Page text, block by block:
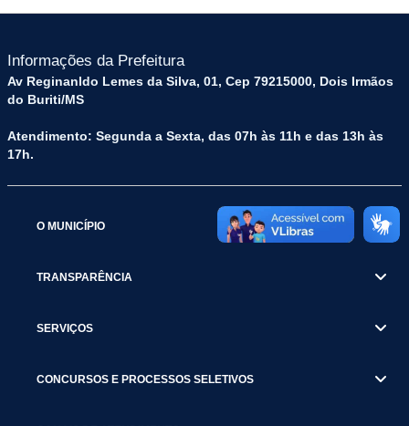
Informações da Prefeitura
Av Reginanldo Lemes da Silva, 01, Cep 79215000, Dois Irmãos
do Buriti/MS
Atendimento: Segunda a Sexta, das 07h às 11h e das 13h às
17h.
O MUNICÍPIO
TRANSPARÊNCIA
SERVIÇOS
CONCURSOS E PROCESSOS SELETIVOS